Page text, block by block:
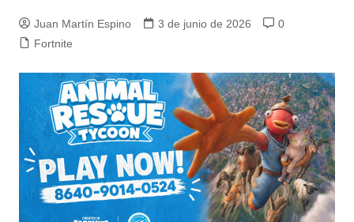
Juan Martín Espino 3 de junio de 2026
0
Fortnite